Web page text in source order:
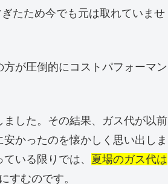
たため今でも元は取れていませ
が圧倒的にコストパフォーマン
した。その結果、ガス代が以前
かったのを懐かしく思い出しま
いる限りでは、 夏場のガス代は
すむのです。